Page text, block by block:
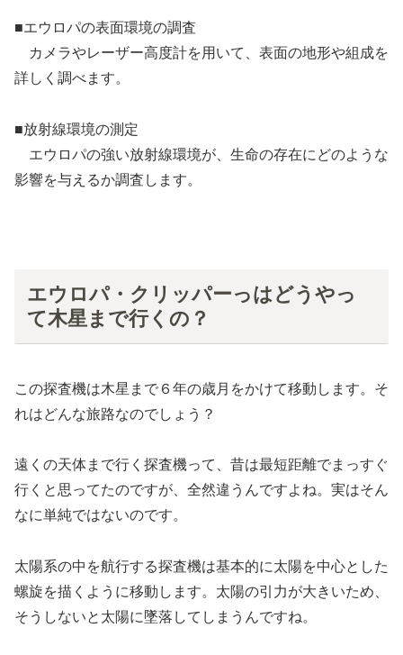
■エウロパの表面環境の調査
カメラやレーザー高度計を用いて、表面の地形や組成を
詳しく調べます。
■放射線環境の測定
エウロパの強い放射線環境が、生命の存在にどのような
影響を与えるか調査します。
エウロパ・クリッパーっはどうやっ
て木星まで行くの？
この探査機は木星まで６年の歳月をかけて移動します。そ
れはどんな旅路なのでしょう？
遠くの天体まで行く探査機って、昔は最短距離でまっすぐ
行くと思ってたのですが、全然違うんですよね。実はそん
なに単純ではないのです。
太陽系の中を航行する探査機は基本的に太陽を中心とした
螺旋を描くように移動します。太陽の引力が大きいため、
そうしないと太陽に墜落してしまうんですね。